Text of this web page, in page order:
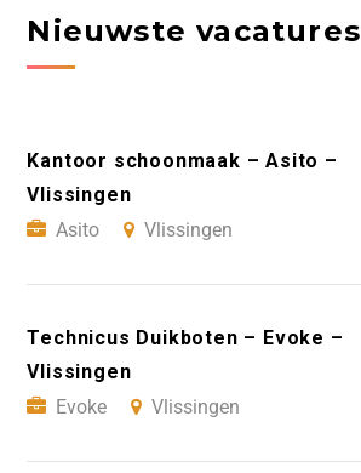
Nieuwste vacatures
Kantoor schoonmaak – Asito –
Vlissingen
Asito
Vlissingen
Technicus Duikboten – Evoke –
Vlissingen
Evoke
Vlissingen